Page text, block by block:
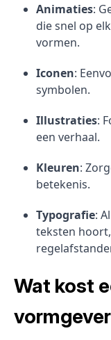
Animaties:
die snel op
vormen.
Iconen:
symbolen.
Illustraties:
een verhaal.
Kleuren:
betekenis.
Typografie:
teksten
Wat kost